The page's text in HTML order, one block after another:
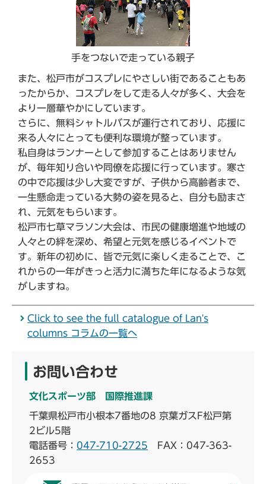
手をつないで走っている親子
また、松戸市がコスプレにやさしい街であることもあ
ったからか、コスプレをして走る人々が多く、大会を
より一層華やかにしています。
さらに、無料シャトルバスが運行されており、応援に
来る人々にとっても便利な環境が整っています。
私自身はランナーとして参加することはありません
が、毎年知り合いや同僚を応援に行っています。寒さ
の中で応援は少し大変ですが、子供から高齢者まで、
一生懸命走っている大勢の姿を見ると、自分も励まさ
れ、元気をもらいます。
松戸市七草マラソン大会は、市民の健康増進や地域の
人々との絆を深め、希望と元気を感じるイベントで
す。新年の初めに、皆で元気に楽しく走ることで、こ
れからの一年がきっと活力に満ちた年になるような気
がしますね。
Click to see the full catalogue of Lan's
columns コラムの一覧へ
お問い合わせ
文化スポーツ部 国際推進課
千葉県松戸市小根本7番地の8 京葉ガスF松戸第
2ビル5階
電話番号： 047-710-2725 FAX：047-363-
2653